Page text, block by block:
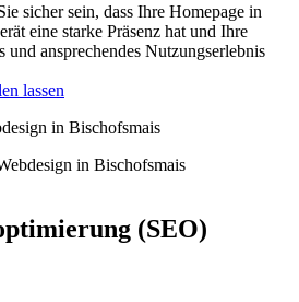
sicher sein, dass Ihre Homepage in
eine starke Präsenz hat und Ihre
und ansprechendes Nutzungserlebnis
lassen
(SEO)